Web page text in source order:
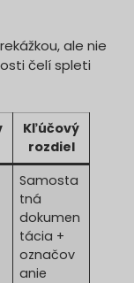
ale nie
čelí spleti
Kľúčový
rozdiel
Samosta
tná
dokumen
tácia +
označov
anie